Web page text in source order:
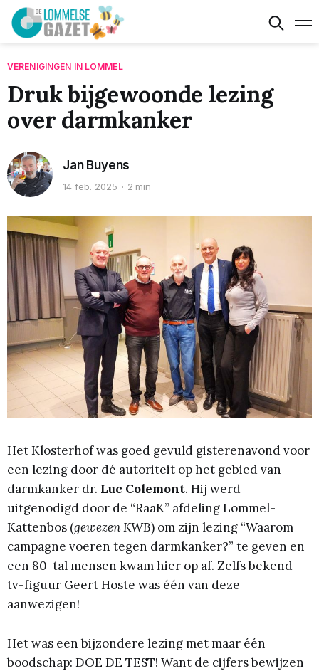
VERENIGINGEN IN LOMMEL
Druk bijgewoonde lezing
over darmkanker
Jan Buyens
14 feb. 2025 2 min
Het Klosterhof was goed gevuld gisterenavond voor
een lezing door dé autoriteit op het gebied van
darmkanker dr. Luc Colemont. Hij werd
uitgenodigd door de “RaaK” afdeling Lommel-
Kattenbos (gewezen KWB) om zijn lezing “Waarom
campagne voeren tegen darmkanker?” te geven en
een 80-tal mensen kwam hier op af. Zelfs bekend
tv-figuur Geert Hoste was één van deze
aanwezigen!
Het was een bijzondere lezing met maar één
boodschap: DOE DE TEST! Want de cijfers bewijzen